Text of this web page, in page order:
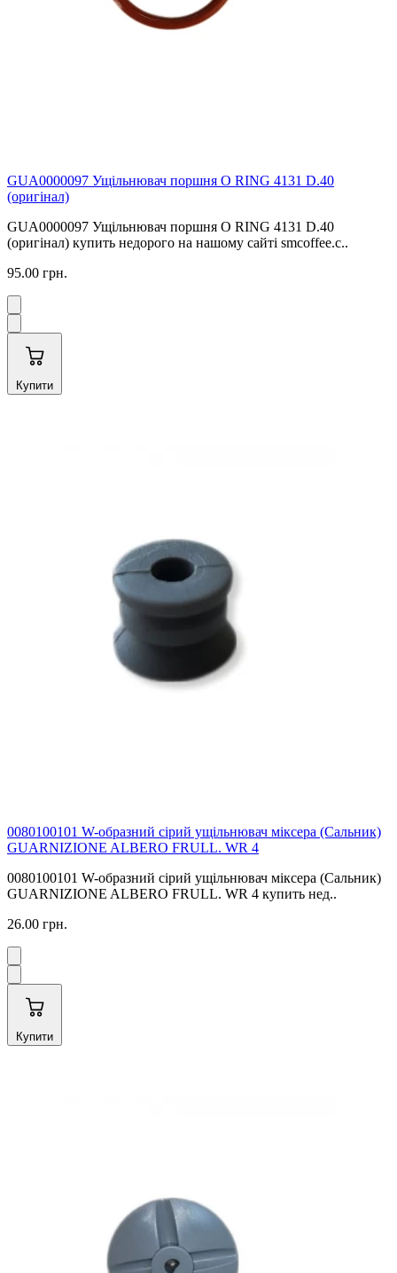
GUA0000097 Ущільнювач поршня O RING 4131 D.40
(оригінал)
GUA0000097 Ущільнювач поршня O RING 4131 D.40
(оригінал) купить недорого на нашому сайті smcoffee.c..
95.00 грн.
Купити
0080100101 W-образний сірий ущільнювач міксера (Сальник)
GUARNIZIONE ALBERO FRULL. WR 4
0080100101 W-образний сірий ущільнювач міксера (Сальник)
GUARNIZIONE ALBERO FRULL. WR 4 купить нед..
26.00 грн.
Купити